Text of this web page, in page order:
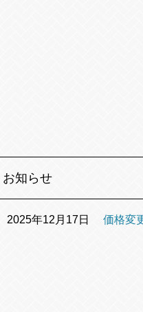
お知らせ
2025年12月17日 価格変